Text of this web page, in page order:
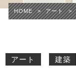
HOME > アート >
アート 建築